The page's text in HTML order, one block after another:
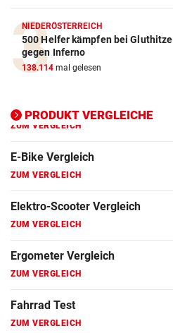
NIEDERÖSTERREICH
500 Helfer kämpfen bei Gluthitze
gegen Inferno
138.114 mal gelesen
PRODUKT VERGLEICHE
ZUM VERGLEICH
Elektro-Scooter Vergleich
ZUM VERGLEICH
ZUM VERGLEICH
Fahrrad Test
ZUM VERGLEICH
Fahrradanhänger Vergleich
ZUM VERGLEICH
Faszienrolle Vergleich
ZUM VERGLEICH
Hoverboard Vergleich
ZUM VERGLEICH